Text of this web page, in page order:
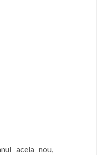
acela nou,